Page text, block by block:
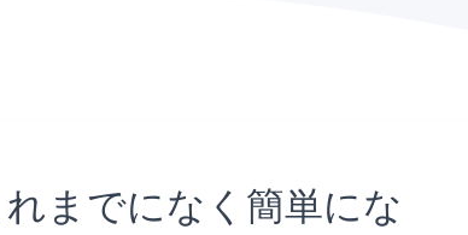
までになく簡単にな